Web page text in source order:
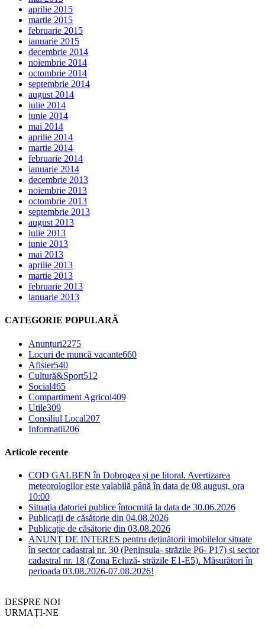
aprilie 2015
martie 2015
februarie 2015
ianuarie 2015
decembrie 2014
noiembrie 2014
octombrie 2014
septembrie 2014
august 2014
iulie 2014
iunie 2014
mai 2014
aprilie 2014
martie 2014
februarie 2014
ianuarie 2014
decembrie 2013
noiembrie 2013
octombrie 2013
septembrie 2013
august 2013
iulie 2013
iunie 2013
mai 2013
aprilie 2013
martie 2013
februarie 2013
ianuarie 2013
CATEGORIE POPULARĂ
Anunțuri2275
Locuri de muncă vacante660
Afișier540
Cultură&Sport512
Social465
Compartiment Agricol409
Utile309
Consiliul Local207
Informatii206
Articole recente
COD GALBEN în Dobrogea și pe litoral. Avertizarea
meteorologilor este valabilă până în data de 08 august, ora
10:00
Situația datoriei publice întocmită la data de 30.06.2026
Publicații de căsătorie din 04.08.2026
Publicație de căsătorie din 03.08.2026
ANUNȚ DE INTERES pentru deținătorii imobilelor situate
în sector cadastral nr. 30 (Peninsula- străzile P6- P17) și sector
cadastral nr. 18 (Zona Ecluză- străzile E1-E5). Măsurători în
perioada 03.08.2026-07.08.2026!
DESPRE NOI
URMAȚI-NE